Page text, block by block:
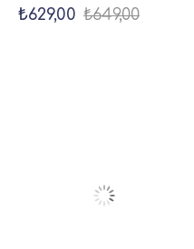
₺629,00 ₺649,00